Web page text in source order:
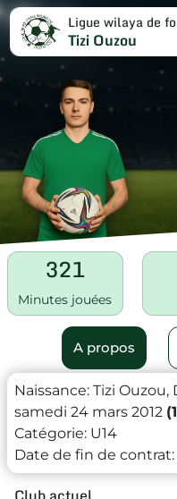
Ligue wilaya de
Tizi Ouzou
321
Minutes jouées
A propos
Naissance: Tizi Ouzou,
samedi 24 mars 2012
Catégorie: U14
Date de fin de contrat: